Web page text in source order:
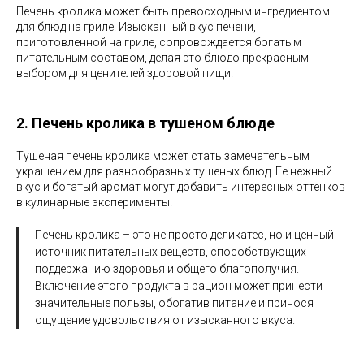
Печень кролика может быть превосходным ингредиентом
для блюд на гриле. Изысканный вкус печени,
приготовленной на гриле, сопровождается богатым
питательным составом, делая это блюдо прекрасным
выбором для ценителей здоровой пищи.
2. Печень кролика в тушеном блюде
Тушеная печень кролика может стать замечательным
украшением для разнообразных тушеных блюд. Ее нежный
вкус и богатый аромат могут добавить интересных оттенков
в кулинарные эксперименты.
Печень кролика – это не просто деликатес, но и ценный
источник питательных веществ, способствующих
поддержанию здоровья и общего благополучия.
Включение этого продукта в рацион может принести
значительные пользы, обогатив питание и принося
ощущение удовольствия от изысканного вкуса.